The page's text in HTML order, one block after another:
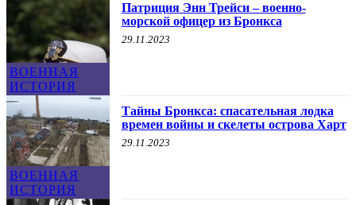
ВОЕННАЯ
ИСТОРИЯ
Патриция Энн Трейси – военно-
морской офицер из Бронкса
29.11.2023
ВОЕННАЯ
ИСТОРИЯ
Тайны Бронкса: спасательная лодка
времен войны и скелеты острова Харт
29.11.2023